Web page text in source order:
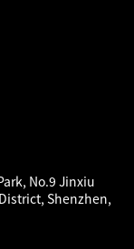
No.9 Jinxiu
Shenzhen,